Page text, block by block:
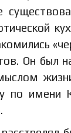
Он был
по имени